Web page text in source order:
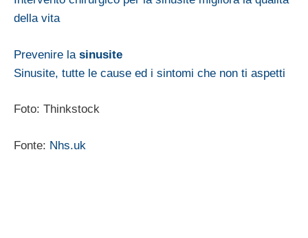
della vita
Prevenire la sinusite
Sinusite, tutte le cause ed i sintomi che non ti aspetti
Foto: Thinkstock
Fonte: Nhs.uk